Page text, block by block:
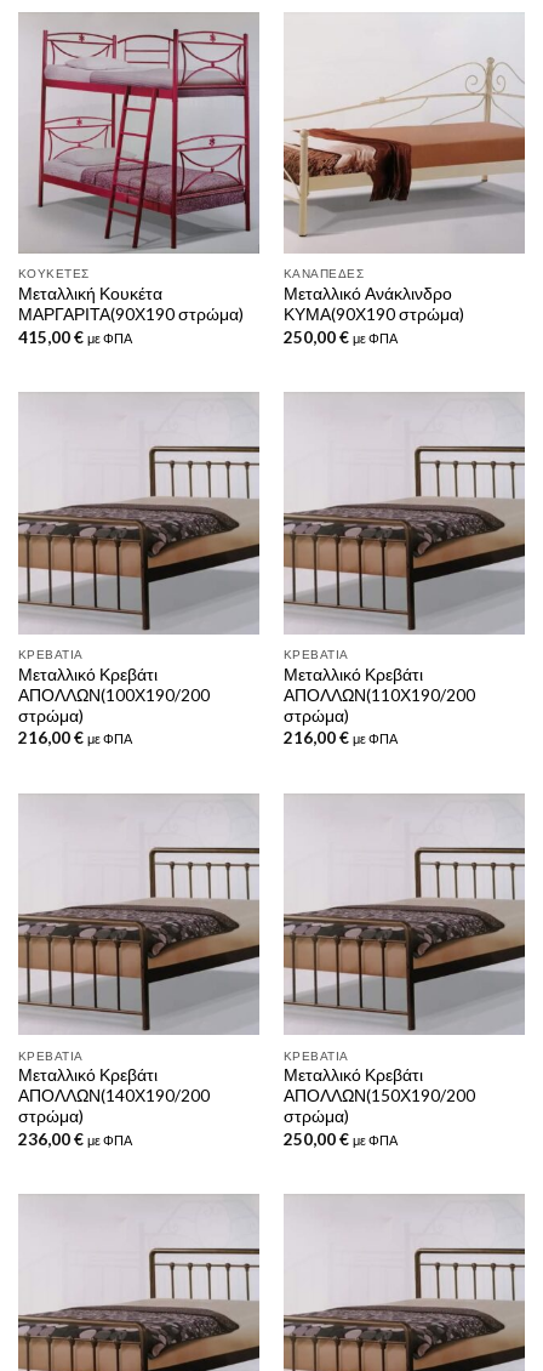
ΚΟΥΚΈΤΕΣ
Μεταλλική Κουκέτα
ΜΑΡΓΑΡΙΤΑ(90Χ190 στρώμα)
415,00€ με ΦΠΑ
ΚΑΝΑΠΈΔΕΣ
Μεταλλικό Ανάκλινδρο
ΚΥΜΑ(90Χ190 στρώμα)
250,00€ με ΦΠΑ
ΚΡΕΒΆΤΙΑ
Μεταλλικό Κρεβάτι
ΑΠΟΛΛΩΝ(100Χ190/200
στρώμα)
216,00€ με ΦΠΑ
ΚΡΕΒΆΤΙΑ
Μεταλλικό Κρεβάτι
ΑΠΟΛΛΩΝ(110Χ190/200
στρώμα)
216,00€ με ΦΠΑ
ΚΡΕΒΆΤΙΑ
Μεταλλικό Κρεβάτι
ΑΠΟΛΛΩΝ(140Χ190/200
στρώμα)
236,00€ με ΦΠΑ
ΚΡΕΒΆΤΙΑ
Μεταλλικό Κρεβάτι
ΑΠΟΛΛΩΝ(150Χ190/200
στρώμα)
250,00€ με ΦΠΑ